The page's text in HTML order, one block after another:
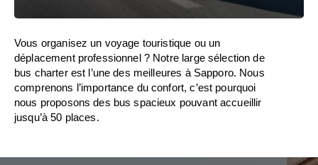
Vous organisez un voyage touristique ou un
déplacement professionnel ? Notre large sélection de
bus charter est l’une des meilleures à Sapporo. Nous
comprenons l’importance du confort, c’est pourquoi
nous proposons des bus spacieux pouvant accueillir
jusqu’à 50 places.